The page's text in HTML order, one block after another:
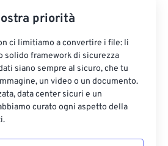
priorità
ci limitiamo a convertire i file: li
solido framework di sicurezza
siano sempre al sicuro, che tu
un video o un documento.
data center sicuri e un
curato ogni aspetto della